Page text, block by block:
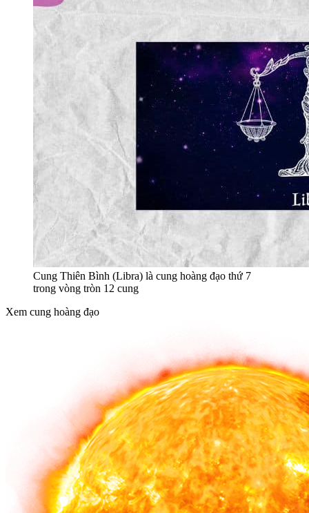
Cung Thiên Bình (Libra) là cung hoàng đạo thứ 7
trong vòng tròn 12 cung
Xem cung hoàng đạo